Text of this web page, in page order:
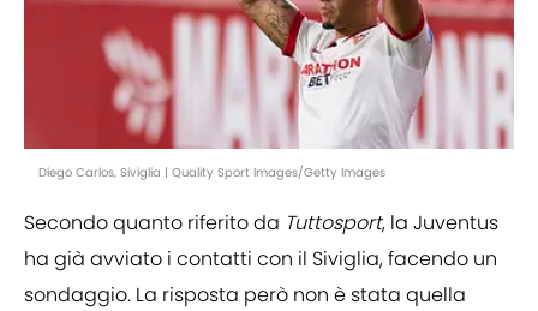
Diego Carlos, Siviglia | Quality Sport Images/Getty Images
Secondo quanto riferito da Tuttosport, la Juventus
ha già avviato i contatti con il Siviglia, facendo un
sondaggio. La risposta però non è stata quella